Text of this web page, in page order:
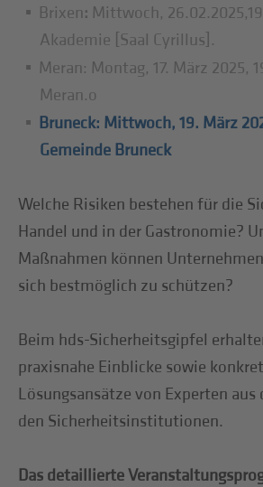
Brixen: Mittwoch,
Akademie [Saal Cyrillus].
Meran: Montag, 17. März 2025,
Meran.o
Bruneck: Mittwoch, 19. März
Gemeinde Bruneck
Welche Risiken bestehen für die
Handel und in der Gastronomie?
Maßnahmen können
sich bestmöglich zu schützen?
Beim hds-Sicherheitsgipfel
praxisnahe Einblicke sowie
Lösungsansätze von Experten
den Sicherheitsinstitutionen.
Das detaillierte